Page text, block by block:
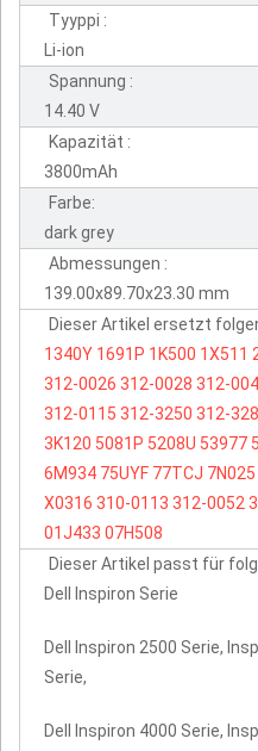
Tyyppi :
Li-ion
Spannung :
14.40 V
Kapazität :
3800mAh
Farbe:
dark grey
Abmessungen :
139.00x89.70x23.30 mm
Dieser Artikel ersetzt
1340Y 1691P 1K500 1X511
312-0026 312-0028 312-
312-0115 312-3250 312-
3K120 5081P 5208U 53977
6M934 75UYF 77TCJ 7N025
X0316 310-0113 312-0052
01J433 07H508
Dieser Artikel passt für
Dell Inspiron Serie
Dell Inspiron 2500 Serie,
Serie,
Dell Inspiron 4000 Serie,